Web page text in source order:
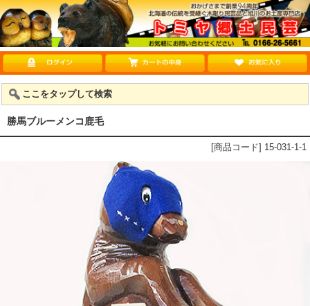
ここをタップして検索
勝馬ブルーメンコ鹿毛
[商品コード] 15-031-1-1